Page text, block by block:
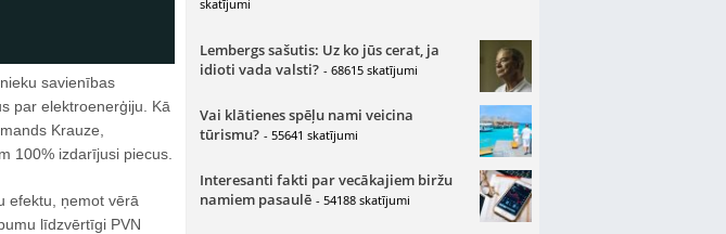
savienības
par elektroenerģiju. Kā
Krauze,
100% izdarījusi piecus.
efektu, ņemot vērā
līdzvērtīgi PVN
skatījumi
Lembergs sašutis: Uz ko jūs cerat, ja
idioti vada valsti? - 68615 skatījumi
Vai klātienes spēļu nami veicina
tūrismu? - 55641 skatījumi
Interesanti fakti par vecākajiem biržu
namiem pasaulē - 54188 skatījumi